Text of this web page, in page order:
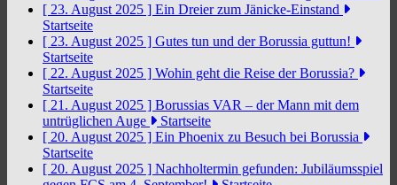
[ 23. August 2025 ] Ein Dreier zum Jänicke-Einstand
Startseite
[ 23. August 2025 ] Gutes tun und der Borussia guttun!
Startseite
[ 22. August 2025 ] Wohin geht die Reise der Borussia?
Startseite
[ 21. August 2025 ] Borussias VAR – der Mann mit dem
untrüglichen Auge
Startseite
[ 20. August 2025 ] Ein Phoenix zu Besuch bei Borussia
Startseite
[ 20. August 2025 ] Nachholtermin gefunden: Jubiläumsspiel